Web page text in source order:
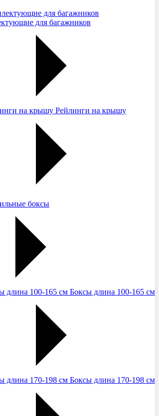
для багажников
Рейлинги на крышу
боксы
Боксы длина 100-165 см
Боксы длина 170-198 см